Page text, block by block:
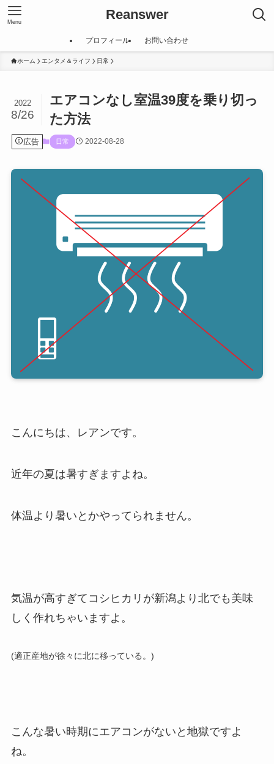
Reanswer
Menu
プロフィール お問い合わせ
ホーム エンタメ＆ライフ 日常
エアコンなし室温39度を乗り切っ
た方法
2022
8/26
広告 日常 2022-08-28
こんにちは、レアンです。
近年の夏は暑すぎますよね。
体温より暑いとかやってられません。
気温が高すぎてコシヒカリが新潟より北でも美味
しく作れちゃいますよ。
(適正産地が徐々に北に移っている。)
こんな暑い時期にエアコンがないと地獄ですよ
ね。